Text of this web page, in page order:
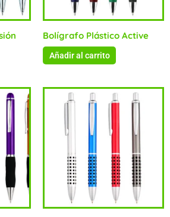
Bolígrafo Plástico Active
Añadir al carrito